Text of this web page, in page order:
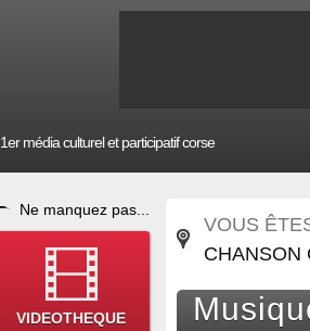
1er média culturel et participatif corse
Ne manquez pas...
VIDEOTHEQUE
VOUS
CHANSON